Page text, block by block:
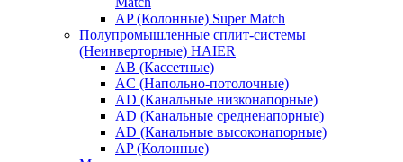
AP (Колонные) Super Match
Полупромышленные сплит-системы
(Неинверторные) HAIER
AB (Кассетные)
AC (Напольно-потолочные)
AD (Канальные низконапорные)
AD (Канальные средненапорные)
AD (Канальные высоконапорные)
AP (Колонные)